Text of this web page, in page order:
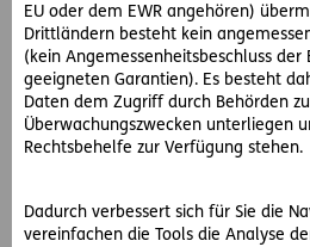
EU oder dem EWR angehören)
Drittländern besteht kein
(kein Angemessenheitsbeschluss der
geeigneten Garantien). Es besteht
Daten dem Zugriff durch Behörden
Überwachungszwecken unterliegen
Rechtsbehelfe zur Verfügung stehen.
Dadurch verbessert sich für Sie die
vereinfachen die Tools die Analyse
gehandelt. Er hätte auch aufgrund
andere Radler wissen müssen,
ist. Das Gefahrenpotential der
durchschnittlicher Mountainbiker
Eingangsbereich der Strecke
Parcours sind jedoch technische
Sprünge, trainieren können.